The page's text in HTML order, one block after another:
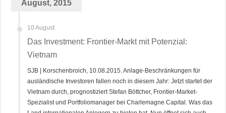
August, 2015
10 August
Das Investment: Frontier-Markt mit Potenzial:
Vietnam
SJB | Korschenbroich, 10.08.2015. Anlage-Beschränkungen für
ausländische Investoren fallen noch in diesem Jahr: Jetzt startet der
Vietnam durch, prognostiziert Stefan Böttcher, Frontier-Market-
Spezialist und Portfoliomanager bei Charlemagne Capital. Was das